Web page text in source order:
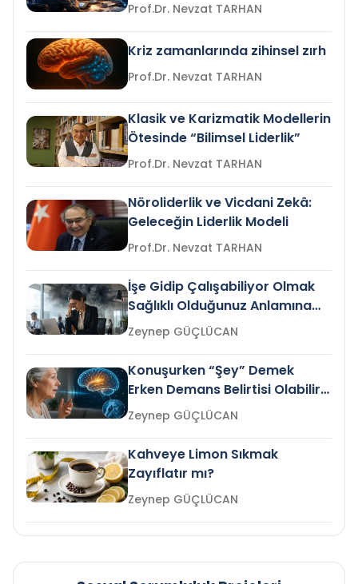
Prof.Dr. Nevzat TARHAN
Kriz zamanlarında zihinsel zırh
Prof.Dr. Nevzat TARHAN
Klasik ve Karizmatik Modellerin
Ötesinde “Bilimsel Liderlik”
Prof.Dr. Nevzat TARHAN
Nöroliderlik ve Vicdani Zekâ:
Geleceğin Liderlik Modeli
Prof.Dr. Nevzat TARHAN
İşe Gidip Çalışabiliyor Olmak
Sağlıklı Olduğunuz Anlamına
Gelir mi?Zeynep GÜÇLÜCAN
Konuşurken “Şey” Demek
Erken Demans Belirtisi Olabilir
mi?
Zeynep GÜÇLÜCAN
Kahveye Limon Sıkmak
Zayıflatır mı?
Zeynep GÜÇLÜCAN